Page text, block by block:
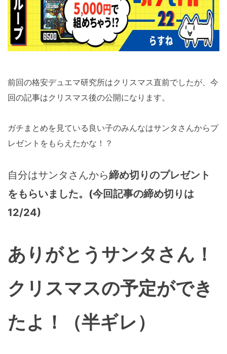
前回の格安デュエマ研究所はクリスマス直前でしたが、今
回の記事はクリスマス後の公開になります。
ガチまとめを見ている良い子のみんなはサンタさんからプ
レゼントをもらえたかな！？
自分はサンタさんから締め切りのプレゼント
をもらいました。(今回記事の締め切りは
12/24)
ありがとうサンタさん！
クリスマスの予定ができ
たよ！（半ギレ）